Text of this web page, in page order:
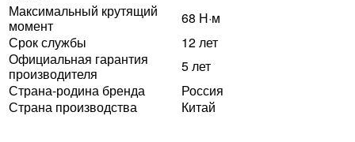
Максимальный крутящий
момент
68 Н·м
Срок службы
12 лет
Официальная гарантия
производителя
5 лет
Страна-родина бренда
Россия
Страна производства
Китай